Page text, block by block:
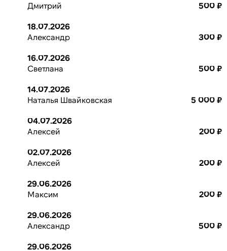
Дмитрий
500 ₽
18.07.2026
Александр
300 ₽
16.07.2026
Светлана
500 ₽
14.07.2026
Наталья Швайковская
5 000 ₽
04.07.2026
Алексей
200 ₽
02.07.2026
Алексей
200 ₽
29.06.2026
Максим
200 ₽
29.06.2026
Александр
500 ₽
29.06.2026